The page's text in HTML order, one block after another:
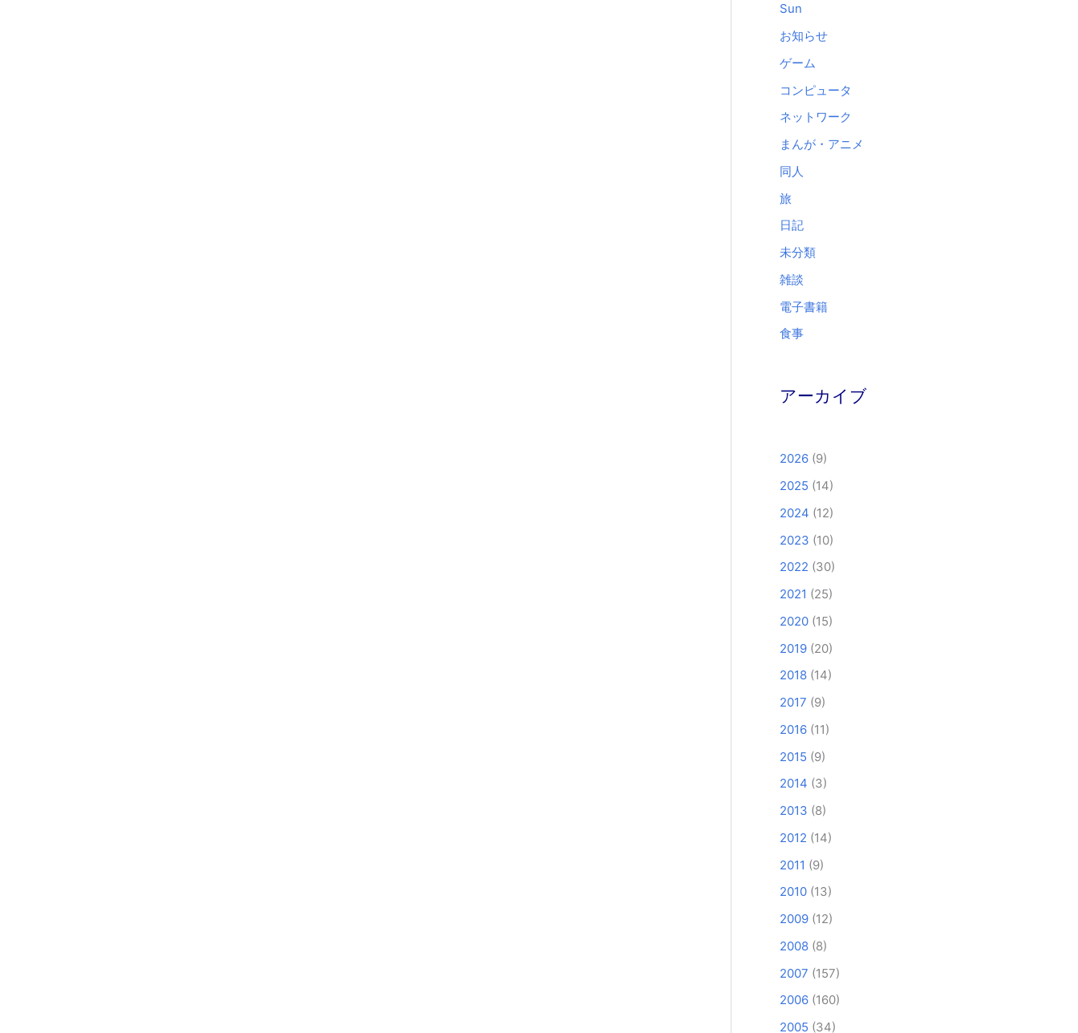
Sun
お知らせ
ゲーム
コンピュータ
ネットワーク
まんが・アニメ
同人
旅
日記
未分類
雑談
電子書籍
食事
アーカイブ
2026 (9)
2025 (14)
2024 (12)
2023 (10)
2022 (30)
2021 (25)
2020 (15)
2019 (20)
2018 (14)
2017 (9)
2016 (11)
2015 (9)
2014 (3)
2013 (8)
2012 (14)
2011 (9)
2010 (13)
2009 (12)
2008 (8)
2007 (157)
2006 (160)
2005 (34)